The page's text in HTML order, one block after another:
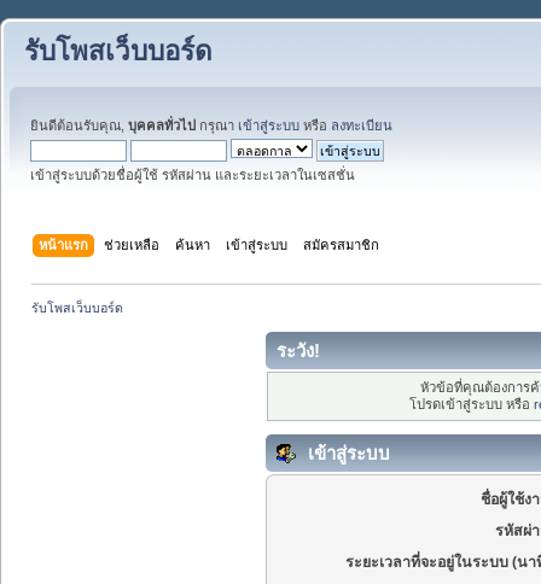
รับโพสเว็บบอร์ด
ยินดีต้อนรับคุณ, บุคคลทั่วไป กรุณา เข้าสู่ระบบ หรือ ลงทะเบียน
เข้าสู่ระบบด้วยชื่อผู้ใช้ รหัสผ่าน และระยะเวลาในเซสชั่น
หน้าแรก ช่วยเหลือ ค้นหา เข้าสู่ระบบ สมัครสมาชิก
รับโพสเว็บบอร์ด
ระวัง!
หัวข้อที่คุณต้องการ
โปรดเข้าสู่ระบบ หรือ
เข้าสู่ระบบ
ชื่อผู้ใช้ง
รหัสผ่
ระยะเวลาที่จะอยู่ในระบบ (นา